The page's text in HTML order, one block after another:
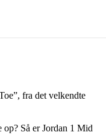
fra det velkendte
op? Så er Jordan 1 Mid